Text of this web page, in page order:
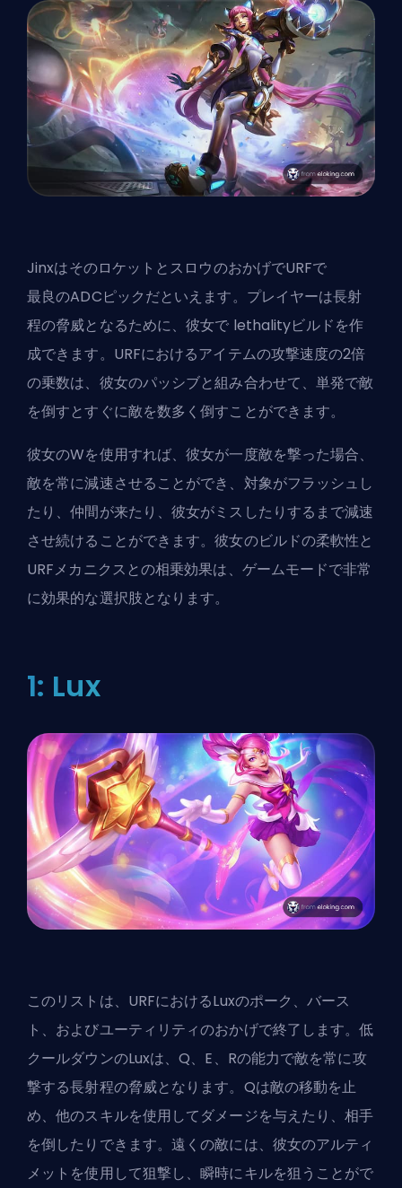
JinxはそのロケットとスロウのおかげでURFで
最良のADCピックだといえます。プレイヤーは長射
程の脅威となるために、彼女で lethalityビルドを作
成できます。URFにおけるアイテムの攻撃速度の2倍
の乗数は、彼女のパッシブと組み合わせて、単発で敵
を倒すとすぐに敵を数多く倒すことができます。
彼女のWを使用すれば、彼女が一度敵を撃った場合、
敵を常に減速させることができ、対象がフラッシュし
たり、仲間が来たり、彼女がミスしたりするまで減速
させ続けることができます。彼女のビルドの柔軟性と
URFメカニクスとの相乗効果は、ゲームモードで非常
に効果的な選択肢となります。
1: Lux
このリストは、URFにおけるLuxのポーク、バース
ト、およびユーティリティのおかげで終了します。低
クールダウンのLuxは、Q、E、Rの能力で敵を常に攻
撃する長射程の脅威となります。Qは敵の移動を止
め、他のスキルを使用してダメージを与えたり、相手
を倒したりできます。遠くの敵には、彼女のアルティ
メットを使用して狙撃し、瞬時にキルを狙うことがで